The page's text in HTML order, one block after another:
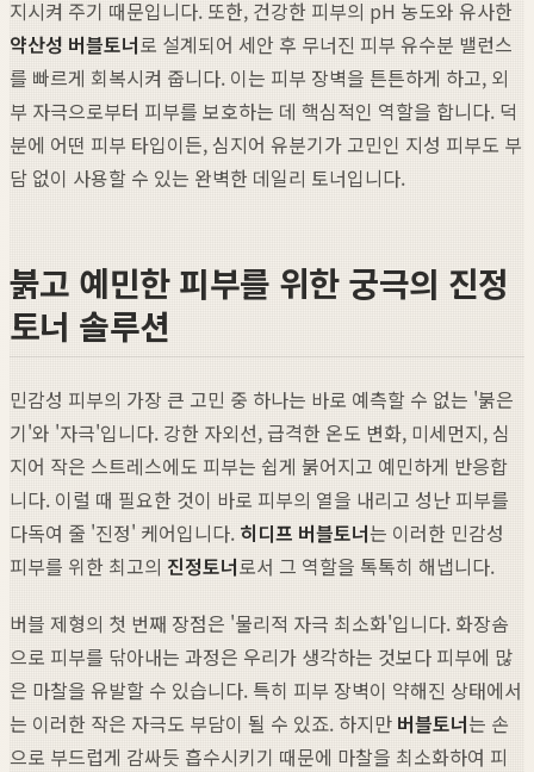
지시켜 주기 때문입니다. 또한, 건강한 피부의 pH 농도와 유사한
약산성 버블토너로 설계되어 세안 후 무너진 피부 유수분 밸런스
를 빠르게 회복시켜 줍니다. 이는 피부 장벽을 튼튼하게 하고, 외
부 자극으로부터 피부를 보호하는 데 핵심적인 역할을 합니다. 덕
분에 어떤 피부 타입이든, 심지어 유분기가 고민인 지성 피부도 부
담 없이 사용할 수 있는 완벽한 데일리 토너입니다.
붉고 예민한 피부를 위한 궁극의 진정
토너 솔루션
민감성 피부의 가장 큰 고민 중 하나는 바로 예측할 수 없는 '붉은
기'와 '자극'입니다. 강한 자외선, 급격한 온도 변화, 미세먼지, 심
지어 작은 스트레스에도 피부는 쉽게 붉어지고 예민하게 반응합
니다. 이럴 때 필요한 것이 바로 피부의 열을 내리고 성난 피부를
다독여 줄 '진정' 케어입니다. 히디프 버블토너는 이러한 민감성
피부를 위한 최고의 진정토너로서 그 역할을 톡톡히 해냅니다.
버블 제형의 첫 번째 장점은 '물리적 자극 최소화'입니다. 화장솜
으로 피부를 닦아내는 과정은 우리가 생각하는 것보다 피부에 많
은 마찰을 유발할 수 있습니다. 특히 피부 장벽이 약해진 상태에서
는 이러한 작은 자극도 부담이 될 수 있죠. 하지만 버블토너는 손
으로 부드럽게 감싸듯 흡수시키기 때문에 마찰을 최소화하여 피